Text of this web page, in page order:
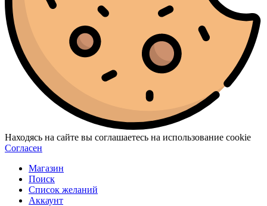
Находясь на сайте вы соглашаетесь на использование cookie
Согласен
Магазин
Поиск
Список желаний
Аккаунт